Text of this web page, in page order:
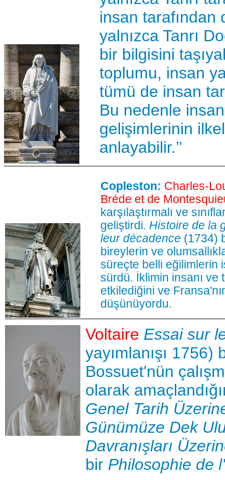
insan tarafından
yalnızca Tanrı
bir bilgisini
toplumu, insan
tümü de insan
Bu nedenle
gelişimlerinin
anlayabilir.’’
Copleston: Charles-
Bréde et de
karşılaştırmalı ve
geliştirdi. Histoire de la
leur décadence (1734)
bireylerin ve
süreçte belli eğilimlerin
sürdü. İklimin insanı
etkilediğini ve
düşünüyordu.
Voltaire Essai sur
yayımlanışı 1756)
Bossuet'nün
olarak
Genel Tarih
Günümüze Dek
Davranışları
bir Philosophie de